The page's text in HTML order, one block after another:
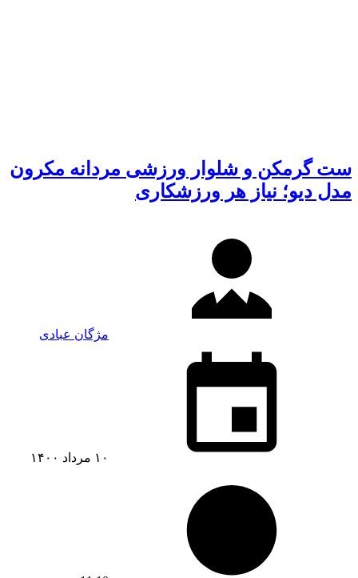
ست گرمکن و شلوار ورزشی مردانه مکرون
مدل دیو؛ نیاز هر ورزشکاری
مژگان عبادی
۱۰ مرداد ۱۴۰۰